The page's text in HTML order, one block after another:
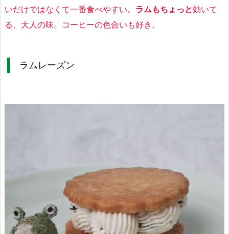
いだけではなくて一番食べやすい。 ラムもちょっと効いて
る、 大人の味。 コーヒーの色合いも好き 。
ラムレーズン